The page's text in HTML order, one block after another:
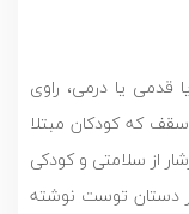
قدمی یا درمی، راوی
که کودکان مبتلا
از سلامتی و کودکی
دستان توست نوشته